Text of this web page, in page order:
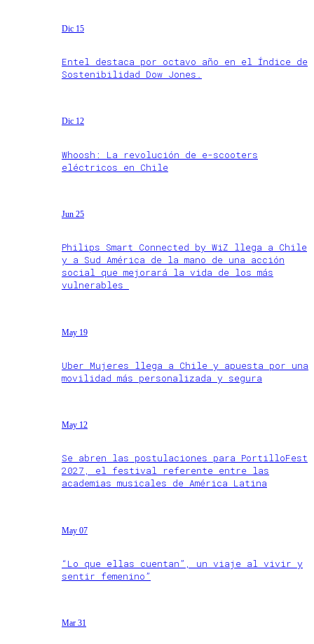
Dic 15
Entel destaca por octavo año en el Índice de
Sostenibilidad Dow Jones.
Dic 12
Whoosh: La revolución de e-scooters
eléctricos en Chile
Jun 25
Philips Smart Connected by WiZ llega a Chile
y a Sud América de la mano de una acción
social que mejorará la vida de los más
vulnerables
May 19
Uber Mujeres llega a Chile y apuesta por una
movilidad más personalizada y segura
May 12
Se abren las postulaciones para PortilloFest
2027, el festival referente entre las
academias musicales de América Latina
May 07
“Lo que ellas cuentan”, un viaje al vivir y
sentir femenino”
Mar 31